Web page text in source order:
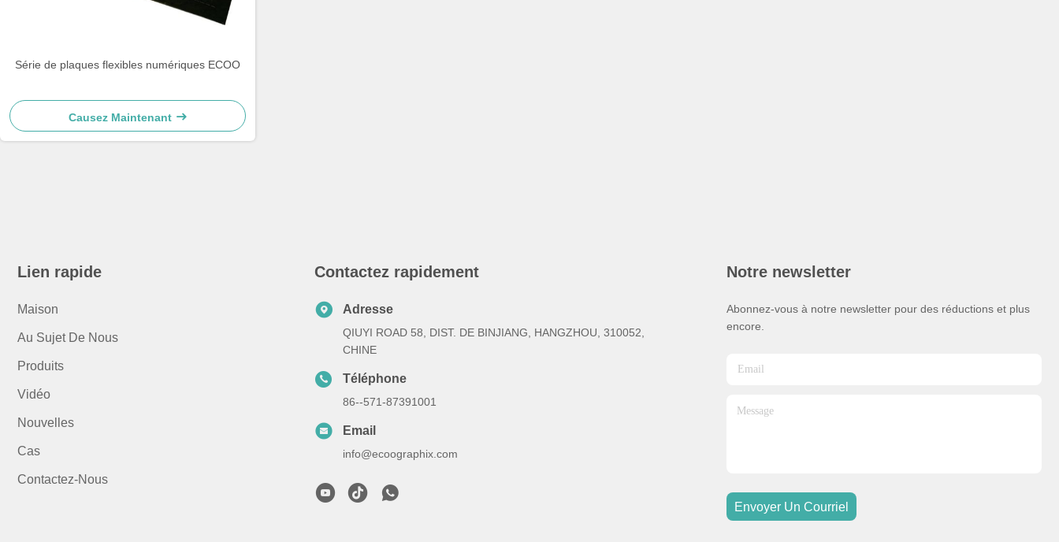
Série de plaques flexibles numériques ECOO
Causez Maintenant
Lien rapide
Maison
Au Sujet De Nous
Produits
Vidéo
Nouvelles
Cas
Contactez-Nous
Contactez rapidement
Adresse
QIUYI ROAD 58, DIST. DE BINJIANG, HANGZHOU, 310052,
CHINE
Téléphone
86--571-87391001
Email
info@ecoographix.com
Notre newsletter
Abonnez-vous à notre newsletter pour des réductions et plus
encore.
Envoyer Un Courriel